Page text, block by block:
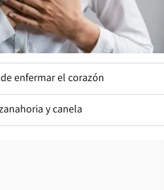
enfermar el corazón
y canela